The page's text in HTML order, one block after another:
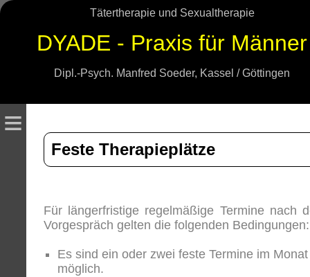
Tätertherapie und Sexualtherapie
DYADE - Praxis für Männer
Dipl.-Psych. Manfred Soeder, Kassel / Göttingen
≡
Feste Therapieplätze
Für längerfristige regelmäßige Termine nach
Vorgespräch gelten die folgenden Bedingungen:
Es sind ein oder zwei feste Termine im Monat
möglich.